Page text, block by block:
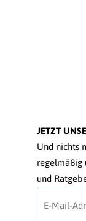
JETZT
Und nichts
regelmäßig
und